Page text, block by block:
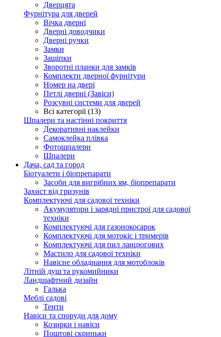
Дверцята
Фурнітура для дверей
Вічка дверні
Дверні доводчики
Дверні ручки
Замки
Защіпки
Зворотні планки для замків
Комплекти дверної фурнітури
Номер на двері
Петлі дверні (Завіси)
Розсувні системи для дверей
Всі категорії (13)
Шпалери та настінні покриття
Декоративні наклейки
Самоклейка плівка
Фотошпалери
Шпалери
Дача, сад та город
Біотуалети і біопрепарати
Засоби для вигрібних ям, біопрепарати
Захист від гризунів
Комплектуючі для садової техніки
Акумулятори і зарядні пристрої для садової
техніки
Комплектуючі для газонокосарок
Комплектуючі для мотокіс і тримерів
Комплектуючі для пил ланцюгових
Мастило для садової техніки
Навісне обладнання для мотоблоків
Літній душ та рукомийники
Ландшафтний дизайн
Галька
Меблі садові
Тенти
Навіси та споруди для дому
Козирки і навіси
Поштові скриньки